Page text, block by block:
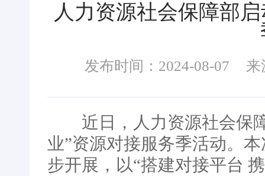
人力资源社会保障部
发布时间：2024-08-07 来
近日，人力资源社会保障
业”资源对接服务季活动。
步开展，以“搭建对接平台